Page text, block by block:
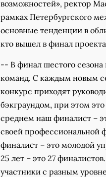
возможностей», ректор
рамках Петербургского
основные тенденции в
кто вышел в финал
-- В финал шестого
команд. С каждым новым
конкурс приходят
бэкграундом, при этом
среднем наш финалист –
своей профессиональной
финалист – это молодой
25 лет – это 27
участники с разным